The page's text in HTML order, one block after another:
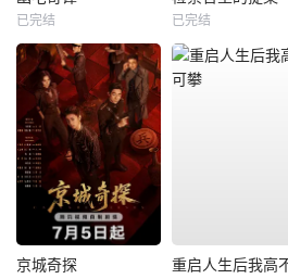
已完结 已完结
京城奇探